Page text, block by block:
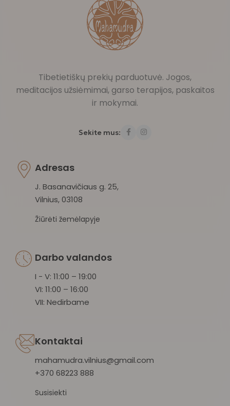
Tibetietiškų prekių parduotuvė. Jogos,
meditacijos užsiėmimai, garso terapijos, paskaitos
ir mokymai.
Sekite mus:
Adresas
J. Basanavičiaus g. 25,
Vilnius, 03108
Žiūrėti žemėlapyje
Darbo valandos
I - V: 11:00 – 19:00
VI: 11:00 – 16:00
VII: Nedirbame
Kontaktai
mahamudra.vilnius@gmail.com
+370 68223 888
Susisiekti